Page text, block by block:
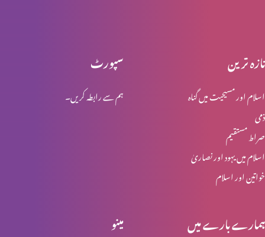
یسوع مسیح کی گرفتاری اور عدالت
سپورٹ
ہم سے رابطہ کریں۔
تازہ ترین
اسلام اور مسیحیت میں گناہ
ذمی
صراط مستقیم
اسلام میں یہود اور نصاریٰ
خواتین اور اسلام
مینو ہمارے بارے میں